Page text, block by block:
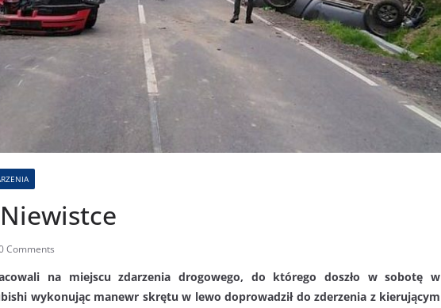
Comments
na miejscu zdarzenia drogowego, do którego doszło w sobotę w
wykonując manewr skrętu w lewo doprowadził do zderzenia z kierującym